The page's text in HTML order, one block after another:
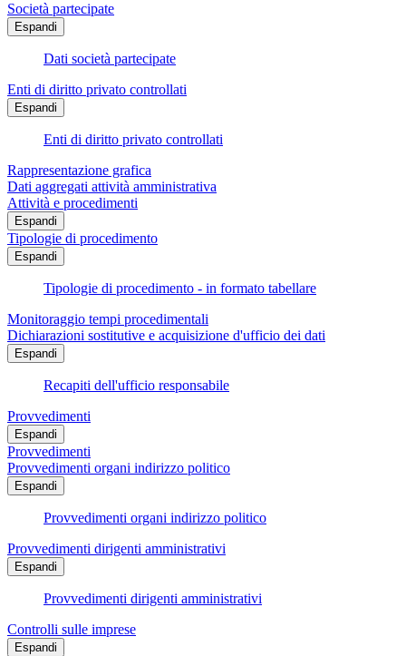
Società partecipate
Espandi
Dati società partecipate
Enti di diritto privato controllati
Espandi
Enti di diritto privato controllati
Rappresentazione grafica
Dati aggregati attività amministrativa
Attività e procedimenti
Espandi
Tipologie di procedimento
Espandi
Tipologie di procedimento - in formato tabellare
Monitoraggio tempi procedimentali
Dichiarazioni sostitutive e acquisizione d'ufficio dei dati
Espandi
Recapiti dell'ufficio responsabile
Provvedimenti
Espandi
Provvedimenti
Provvedimenti organi indirizzo politico
Espandi
Provvedimenti organi indirizzo politico
Provvedimenti dirigenti amministrativi
Espandi
Provvedimenti dirigenti amministrativi
Controlli sulle imprese
Espandi